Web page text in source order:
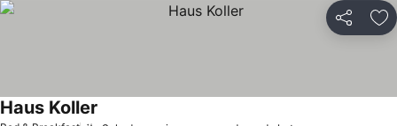
Partilhar
Haus Koller